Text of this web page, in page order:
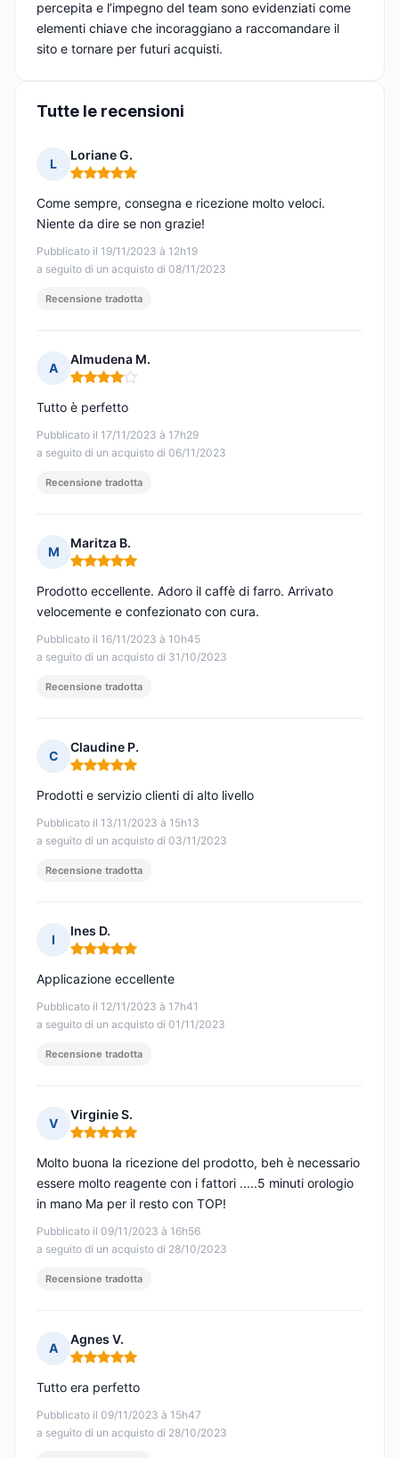
percepita e l’impegno del team sono evidenziati come
elementi chiave che incoraggiano a raccomandare il
sito e tornare per futuri acquisti.
Tutte le recensioni
L
Loriane G.
Nota: 5 su 5
Pubblicato il 19/11/2023 à 12h19
a seguito di un acquisto di 08/11/2023
Come sempre, consegna e ricezione molto veloci.
Niente da dire se non grazie!
Recensione tradotta
A
Almudena M.
Nota: 4 su 5
Pubblicato il 17/11/2023 à 17h29
a seguito di un acquisto di 06/11/2023
Tutto è perfetto
Recensione tradotta
M
Maritza B.
Nota: 5 su 5
Pubblicato il 16/11/2023 à 10h45
a seguito di un acquisto di 31/10/2023
Prodotto eccellente. Adoro il caffè di farro. Arrivato
velocemente e confezionato con cura.
Recensione tradotta
C
Claudine P.
Nota: 5 su 5
Pubblicato il 13/11/2023 à 15h13
a seguito di un acquisto di 03/11/2023
Prodotti e servizio clienti di alto livello
Recensione tradotta
I
Ines D.
Nota: 5 su 5
Pubblicato il 12/11/2023 à 17h41
a seguito di un acquisto di 01/11/2023
Applicazione eccellente
Recensione tradotta
V
Virginie S.
Nota: 5 su 5
Pubblicato il 09/11/2023 à 16h56
a seguito di un acquisto di 28/10/2023
Molto buona la ricezione del prodotto, beh è necessario
essere molto reagente con i fattori .....5 minuti orologio
in mano Ma per il resto con TOP!
Recensione tradotta
A
Agnes V.
Nota: 5 su 5
Pubblicato il 09/11/2023 à 15h47
a seguito di un acquisto di 28/10/2023
Tutto era perfetto